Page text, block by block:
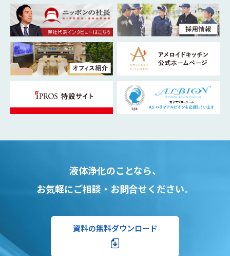
液体浄化のことなら、
お気軽にご相談・お問合せください。
資料の無料ダウンロード